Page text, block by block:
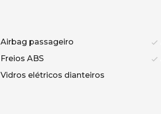
Airbag passageiro
Freios ABS
Vidros elétricos dianteiros